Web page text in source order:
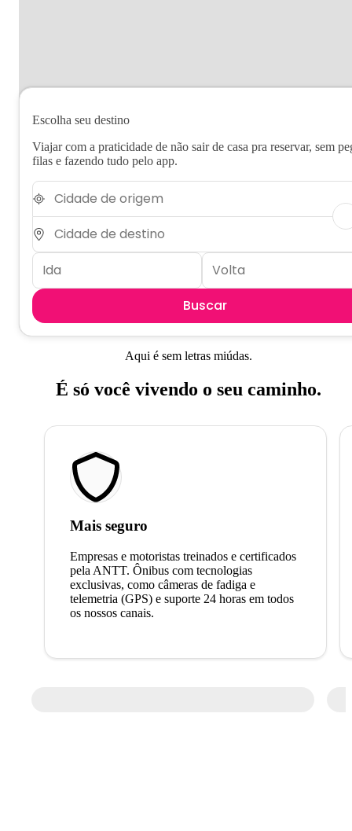
Escolha seu destino
Viajar com a praticidade de não sair de casa pra reservar, sem
filas e fazendo tudo pelo app.
Buscar
Aqui é sem letras miúdas.
É só você vivendo o seu caminho.
Mais seguro
Empresas e motoristas treinados e certificados
pela ANTT. Ônibus com tecnologias
exclusivas, como câmeras de fadiga e
telemetria (GPS) e suporte 24 horas em todos
os nossos canais.